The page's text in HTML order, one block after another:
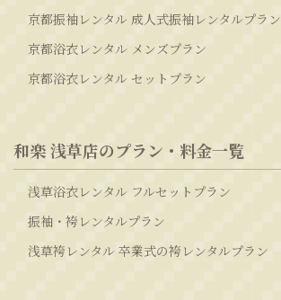
京都振袖レンタル 成人式振袖レンタルプラン
京都浴衣レンタル メンズプラン
京都浴衣レンタル セットプラン
和楽 浅草店のプラン・料金一覧
浅草浴衣レンタル フルセットプラン
振袖・袴レンタルプラン
浅草袴レンタル 卒業式の袴レンタルプラン